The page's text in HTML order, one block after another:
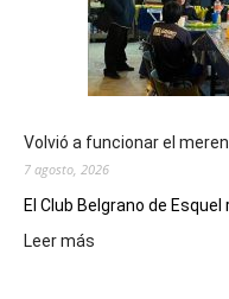
dos
funciones
de
Spider
Un
Nuevo
Volvió a funcionar el
7 agosto, 2026
El Club Belgrano de
Leer más